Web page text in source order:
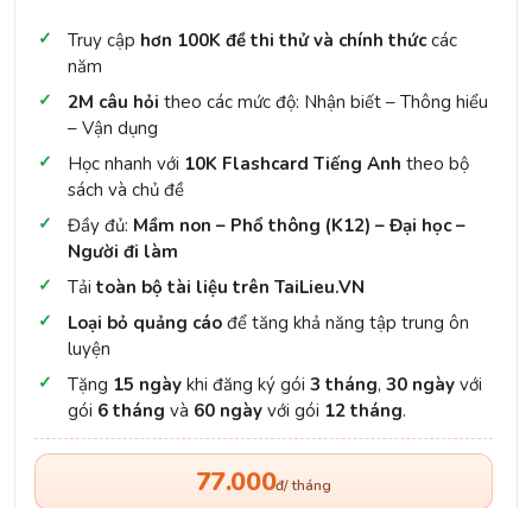
Truy cập hơn 100K đề thi thử và chính thứccác
năm
2M câu hỏi theo các mức độ: Nhận biết – Thông hiểu
– Vận dụng
Học nhanh với 10K Flashcard Tiếng Anh theo bộ
sách và chủ đề
Đầy đủ: Mầm non – Phổ thông (K12) – Đại học –
Người đi làm
Tải toàn bộ tài liệu trên TaiLieu.VN
Loại bỏ quảng cáo để tăng khả năng tập trung ôn
luyện
Tặng 15 ngày khi đăng ký gói 3 tháng, 30 ngày với
gói 6 tháng và 60 ngày với gói 12 tháng.
77.000đ/ tháng